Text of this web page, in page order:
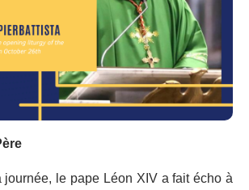
le pape Léon XIV a fait écho à